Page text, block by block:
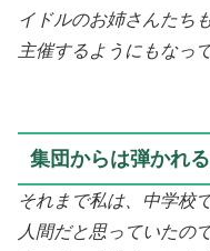
イドルのお姉さんたち
主催するようにもなっ
集団からは弾かれ
それまで私は、中学校
人間だと思っていたの